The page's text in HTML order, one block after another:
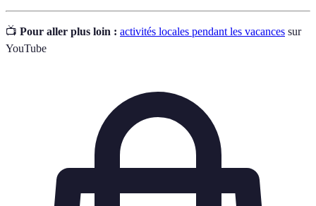
📺 Pour aller plus loin : activités locales pendant les vacances sur
YouTube